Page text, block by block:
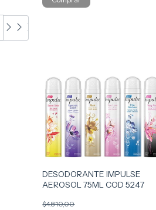
DESODORANTE IMPULSE
AEROSOL 75ML COD 5247
$4.810,00